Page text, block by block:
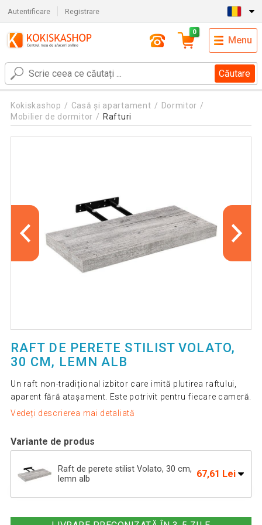
Autentificare Registrare
Căutare
0
Menu
Kokiskashop Casă și apartament
Dormitor
Mobilier de dormitor
Rafturi
RAFT DE PERETE STILIST VOLATO,
30 CM, LEMN ALB
Un raft non-tradițional izbitor care imită plutirea raftului,
aparent fără atașament. Este potrivit pentru fiecare cameră.
Vedeți descrierea mai detaliată
Variante de produs
Raft de perete stilist Volato, 30 cm,
lemn alb
67,61 Lei
lemn alb